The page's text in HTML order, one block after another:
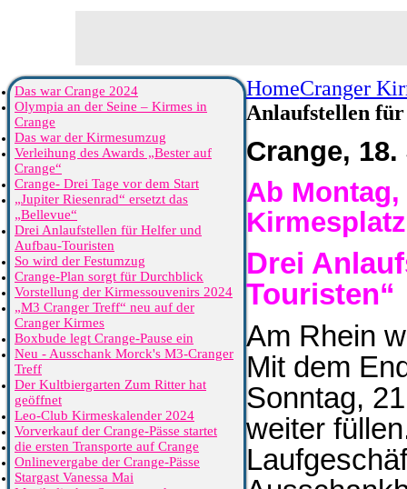
HomeCranger
Anlaufstellen
Crange,
Ab
Drei
Touristen“
Am Rhein
Mit dem
Sonntag,
weiter
Das war Crange 2024
Olympia an der Seine – Kirmes in
Crange
Das war der Kirmesumzug
Verleihung des Awards „Bester auf
Crange“
Crange- Drei Tage vor dem Start
„Jupiter Riesenrad“ ersetzt das
„Bellevue“
Drei Anlaufstellen für Helfer und
Aufbau-Touristen
So wird der Festumzug
Crange-Plan sorgt für Durchblick
Vorstellung der Kirmessouvenirs 2024
„M3 Cranger Treff“ neu auf der
Cranger Kirmes
Boxbude legt Crange-Pause ein
Neu - Ausschank Morck's M3-Cranger
Treff
Der Kultbiergarten Zum Ritter hat
geöffnet
Leo-Club Kirmeskalender 2024
Vorverkauf der Crange-Pässe startet
die ersten Transporte auf Crange
Onlinevergabe der Crange-Pässe
Stargast Vanessa Mai